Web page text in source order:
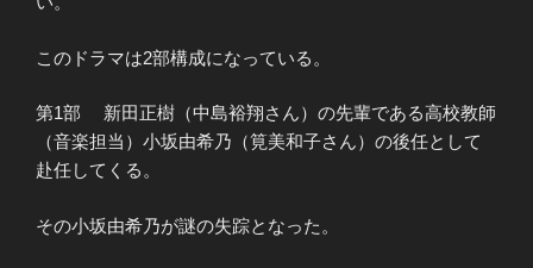
このドラマは2部構成になっている。
第1部 新田正樹（中島裕翔さん）の先輩である高校教師
（音楽担当）小坂由希乃（筧美和子さん）の後任として
赴任してくる。
その小坂由希乃が謎の失踪となった。